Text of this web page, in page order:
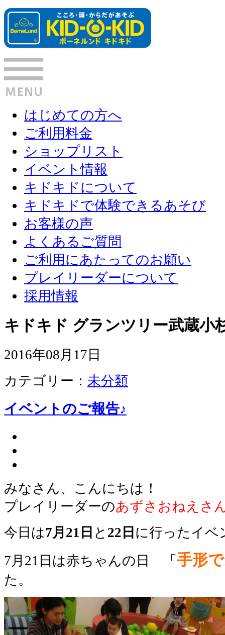
はじめての方へ
ご利用料金
ショップリスト
イベント情報
キドキドについて
キドキドで体験できるあそび
お客様の声
よくあるご質問
ご利用にあたってのお願い
プレイリーダーについて
採用情報
キドキド グランツリー武蔵小
2016年08月17日
カテゴリー： 未分類
イベントのご報告♪
みなさん、こんにちは！
プレイリーダーのあずさおねえさ
今日は7月21日 と 22日 に行ったイベ
7月21日は赤ちゃんの日 「 手形
た。